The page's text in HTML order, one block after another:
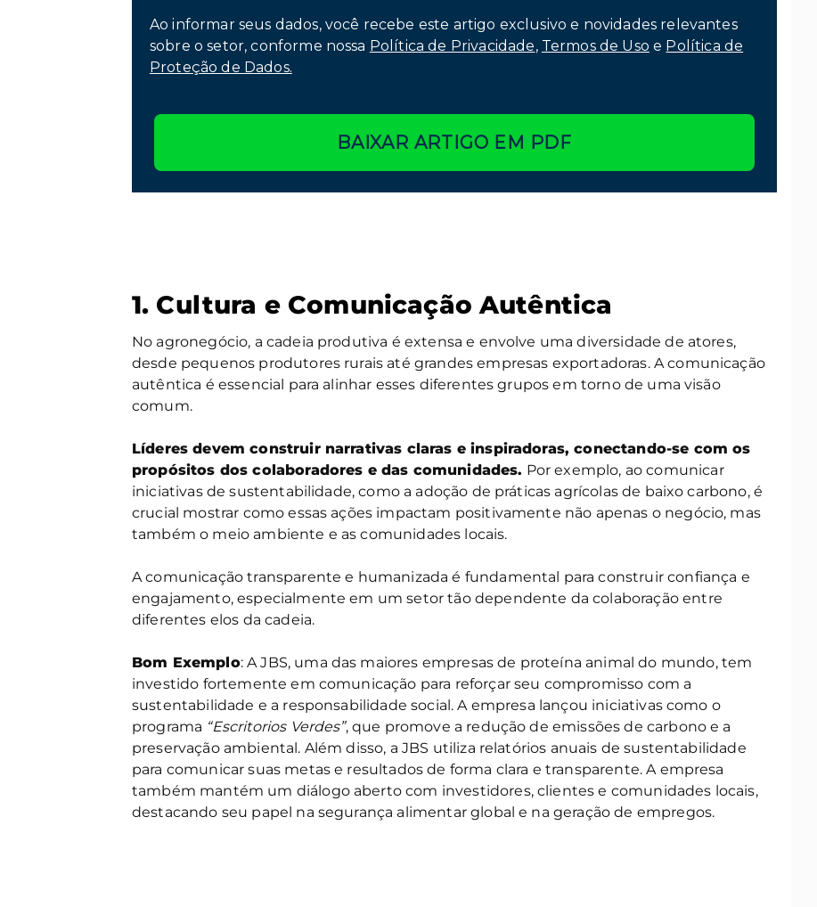
Ao informar seus dados, você recebe este artigo exclusivo e novidades relevantes
sobre o setor, conforme nossa Política de Privacidade, Termos de Uso e Política de
Proteção de Dados.
BAIXAR ARTIGO EM PDF
1. Cultura e Comunicação Autêntica
No agronegócio, a cadeia produtiva é extensa e envolve uma diversidade de atores,
desde pequenos produtores rurais até grandes empresas exportadoras. A comunicação
autêntica é essencial para alinhar esses diferentes grupos em torno de uma visão
comum.
Líderes devem construir narrativas claras e inspiradoras, conectando-se com os
propósitos dos colaboradores e das comunidades. Por exemplo, ao comunicar
iniciativas de sustentabilidade, como a adoção de práticas agrícolas de baixo carbono, é
crucial mostrar como essas ações impactam positivamente não apenas o negócio, mas
também o meio ambiente e as comunidades locais.
A comunicação transparente e humanizada é fundamental para construir confiança e
engajamento, especialmente em um setor tão dependente da colaboração entre
diferentes elos da cadeia.
Bom Exemplo: A JBS, uma das maiores empresas de proteína animal do mundo, tem
investido fortemente em comunicação para reforçar seu compromisso com a
sustentabilidade e a responsabilidade social. A empresa lançou iniciativas como o
programa “Escritorios Verdes”, que promove a redução de emissões de carbono e a
preservação ambiental. Além disso, a JBS utiliza relatórios anuais de sustentabilidade
para comunicar suas metas e resultados de forma clara e transparente. A empresa
também mantém um diálogo aberto com investidores, clientes e comunidades locais,
destacando seu papel na segurança alimentar global e na geração de empregos.